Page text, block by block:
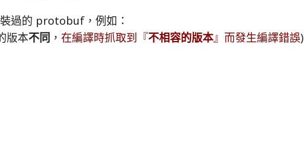
過的 protobuf，例如：
版本不同 ， 在編譯時抓取到『不相容的版本』而發生編譯錯誤)